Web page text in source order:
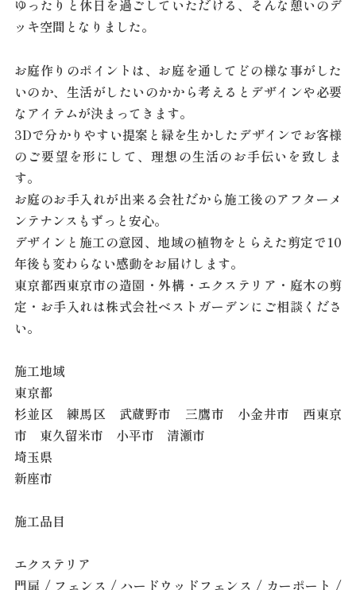
ゆったりと休日を過ごしていただける、そんな憩いのデ
ッキ空間となりました。
お庭作りのポイントは、お庭を通してどの様な事がした
いのか、生活がしたいのかから考えるとデザインや必要
なアイテムが決まってきます。
3Dで分かりやすい提案と緑を生かしたデザインでお客様
のご要望を形にして、理想の生活のお手伝いを致しま
す。
お庭のお手入れが出来る会社だから施工後のアフターメ
ンテナンスもずっと安心。
デザインと施工の意図、地域の植物をとらえた剪定で10
年後も変わらない感動をお届けします。
東京都西東京市の造園・外構・エクステリア・庭木の剪
定・お手入れは株式会社ベストガーデンにご相談くださ
い。
施工地域
東京都
杉並区 練馬区 武蔵野市 三鷹市 小金井市 西東京
市 東久留米市 小平市 清瀬市
埼玉県
新座市
施工品目
エクステリア
門扉 / フェンス / ハードウッドフェンス / カーポート /